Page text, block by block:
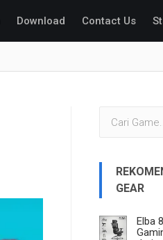
Download Contact Us
GEAR
Elba